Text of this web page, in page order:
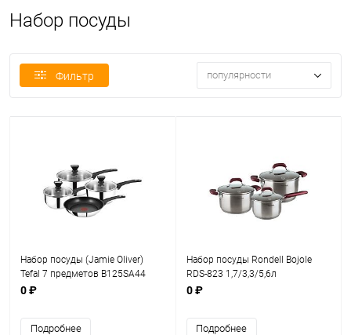
Набор посуды
Фильтр популярности
Набор посуды (Jamie Oliver)
Tefal 7 предметов B125SA44
0 ₽
Подробнее
Набор посуды Rondell Bojole
RDS-823 1,7/3,3/5,6л
0 ₽
Подробнее